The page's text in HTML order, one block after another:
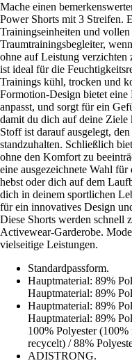
Mache einen
Power Shorts mit 3 Streifen.
Trainingseinheiten und
Traumtrainingsbegleiter,
ohne auf Leistung
ist ideal für die
Trainings kühl, trocken und
Formotion-Design bietet eine
anpasst, und sorgt für ein
damit du dich auf deine
Stoff ist darauf ausgelegt,
standzuhalten. Schließlich
ohne den Komfort zu
eine ausgezeichnete Wahl
hebst oder dich auf dem
dich in deinem sportlichen
für ein innovatives Design
Diese Shorts werden schnell
Activewear-Garderobe.
vielseitige Leistungen.
Standardpassform.
Hauptmaterial: 89%
Hauptmaterial: 89%
Hauptmaterial: 89%
Hauptmaterial: 89%
100% Polyester
recycelt) / 88%
ADISTRONG.